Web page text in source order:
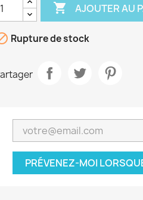
 AJOUTER AU
Rupture de stock
PRÉVENEZ-MOI